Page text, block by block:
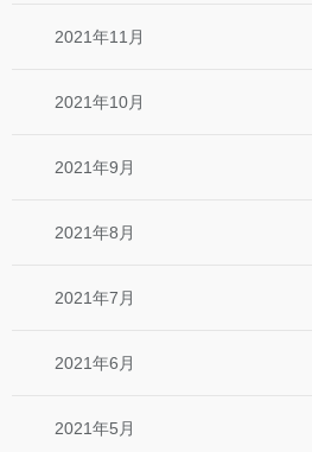
2021年11月
2021年10月
2021年9月
2021年8月
2021年7月
2021年6月
2021年5月